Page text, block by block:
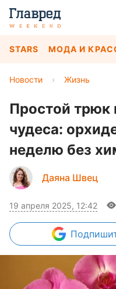
STARS МОДА И
Новости › Жизнь
Простой трюк
чудеса:
неделю без
Даяна Швец
19 апреля 2025, 12:42